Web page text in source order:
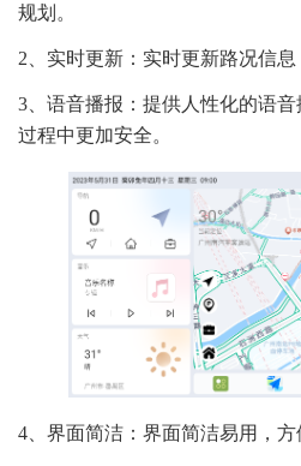
规划。
2、实时更新：实时更新路况信息
3、语音播报：提供人性化的语
过程中更加安全。
4、界面简洁：界面简洁易用，方